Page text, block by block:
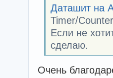
Даташит на
Timer/
Если не
сделаю.
Очень